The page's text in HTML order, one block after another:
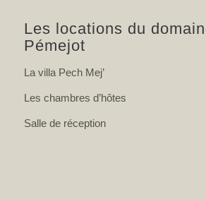
Les locations du
Pémejot
La villa Pech Mej’
Les chambres d’hôtes
Salle de réception